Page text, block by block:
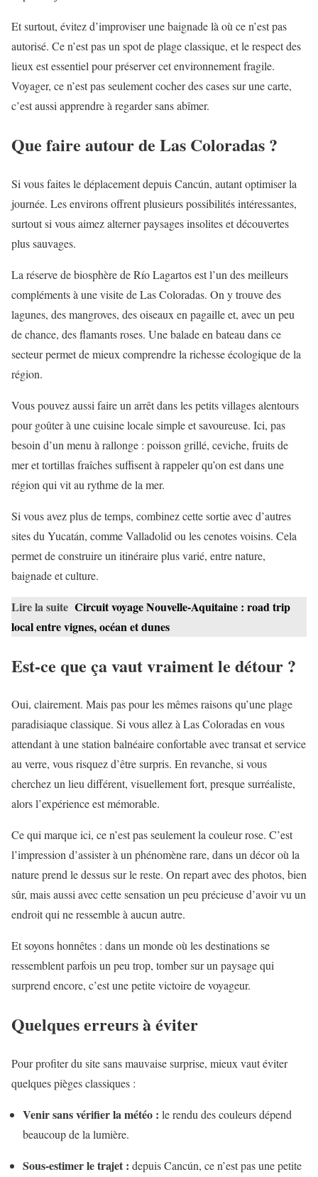
Et surtout, évitez d’improviser une baignade là où ce n’est pas
autorisé. Ce n’est pas un spot de plage classique, et le respect des
lieux est essentiel pour préserver cet environnement fragile.
Voyager, ce n’est pas seulement cocher des cases sur une carte,
c’est aussi apprendre à regarder sans abîmer.
Que faire autour de Las Coloradas ?
Si vous faites le déplacement depuis Cancún, autant optimiser la
journée. Les environs offrent plusieurs possibilités intéressantes,
surtout si vous aimez alterner paysages insolites et découvertes
plus sauvages.
La réserve de biosphère de Río Lagartos est l’un des meilleurs
compléments à une visite de Las Coloradas. On y trouve des
lagunes, des mangroves, des oiseaux en pagaille et, avec un peu
de chance, des flamants roses. Une balade en bateau dans ce
secteur permet de mieux comprendre la richesse écologique de la
région.
Vous pouvez aussi faire un arrêt dans les petits villages alentours
pour goûter à une cuisine locale simple et savoureuse. Ici, pas
besoin d’un menu à rallonge : poisson grillé, ceviche, fruits de
mer et tortillas fraîches suffisent à rappeler qu’on est dans une
région qui vit au rythme de la mer.
Si vous avez plus de temps, combinez cette sortie avec d’autres
sites du Yucatán, comme Valladolid ou les cenotes voisins. Cela
permet de construire un itinéraire plus varié, entre nature,
baignade et culture.
Lire la suite Circuit voyage Nouvelle-Aquitaine : road trip
local entre vignes, océan et dunes
Est-ce que ça vaut vraiment le détour ?
Oui, clairement. Mais pas pour les mêmes raisons qu’une plage
paradisiaque classique. Si vous allez à Las Coloradas en vous
attendant à une station balnéaire confortable avec transat et service
au verre, vous risquez d’être surpris. En revanche, si vous
cherchez un lieu différent, visuellement fort, presque surréaliste,
alors l’expérience est mémorable.
Ce qui marque ici, ce n’est pas seulement la couleur rose. C’est
l’impression d’assister à un phénomène rare, dans un décor où la
nature prend le dessus sur le reste. On repart avec des photos, bien
sûr, mais aussi avec cette sensation un peu précieuse d’avoir vu un
endroit qui ne ressemble à aucun autre.
Et soyons honnêtes : dans un monde où les destinations se
ressemblent parfois un peu trop, tomber sur un paysage qui
surprend encore, c’est une petite victoire de voyageur.
Quelques erreurs à éviter
Pour profiter du site sans mauvaise surprise, mieux vaut éviter
quelques pièges classiques :
Venir sans vérifier la météo : le rendu des couleurs dépend
beaucoup de la lumière.
Sous-estimer le trajet : depuis Cancún, ce n’est pas une petite